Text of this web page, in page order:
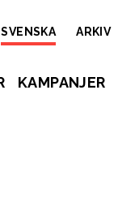
SVENSKA ARKIV
KAMPANJER